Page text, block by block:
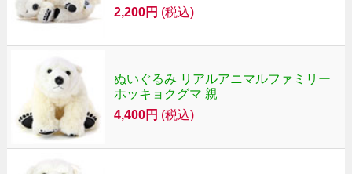
2,200円 (税込)
ぬいぐるみ リアルアニマルファミリー
ホッキョクグマ 親
4,400円 (税込)